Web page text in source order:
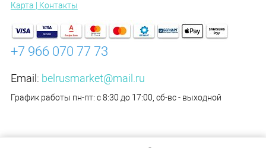
Карта | Контакты
+7 966 070 77 73
Email: belrusmarket@mail.ru
График работы пн-пт: с 8:30 до 17:00, сб-вс - выходной